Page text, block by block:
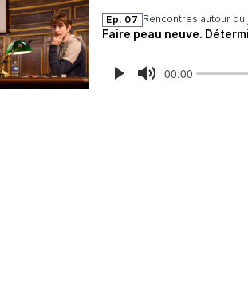
Ep. 07 Rencontres autour du
Faire peau neuve.